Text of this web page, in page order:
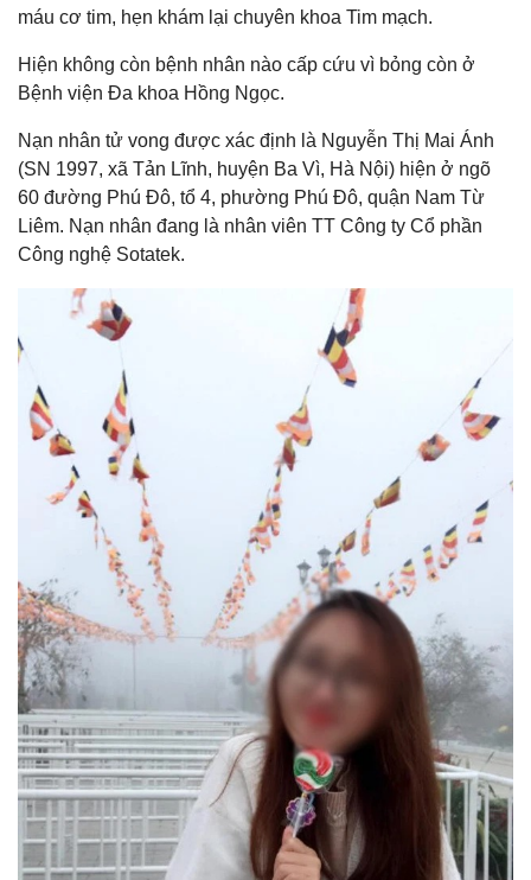
máu cơ tim, hẹn khám lại chuyên khoa Tim mạch.
Hiện không còn bệnh nhân nào cấp cứu vì bỏng còn ở
Bệnh viện Đa khoa Hồng Ngọc.
Nạn nhân tử vong được xác định là Nguyễn Thị Mai Ánh
(SN 1997, xã Tản Lĩnh, huyện Ba Vì, Hà Nội) hiện ở ngõ
60 đường Phú Đô, tổ 4, phường Phú Đô, quận Nam Từ
Liêm. Nạn nhân đang là nhân viên TT Công ty Cổ phần
Công nghệ Sotatek.